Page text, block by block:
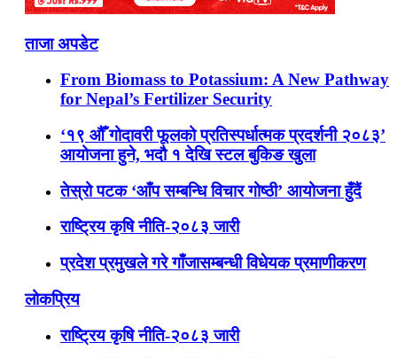
ताजा अपडेट
From Biomass to Potassium: A New Pathway
for Nepal’s Fertilizer Security
‘१९ औँ गोदावरी फूलको प्रतिस्पर्धात्मक प्रदर्शनी २०८३’
आयोजना हुने, भदौ १ देखि स्टल बुकिङ खुला
तेस्रो पटक ‘आँप सम्बन्धि विचार गोष्ठी’ आयोजना हुँदैं
राष्ट्रिय कृषि नीति-२०८३ जारी
प्रदेश प्रमुखले गरे गाँजासम्बन्धी विधेयक प्रमाणीकरण
लोकप्रिय
राष्ट्रिय कृषि नीति-२०८३ जारी